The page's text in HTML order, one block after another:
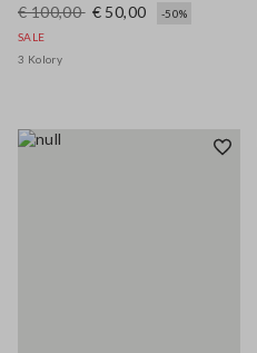
€ 100,00 € 50,00
-50%
SALE
3 Kolory